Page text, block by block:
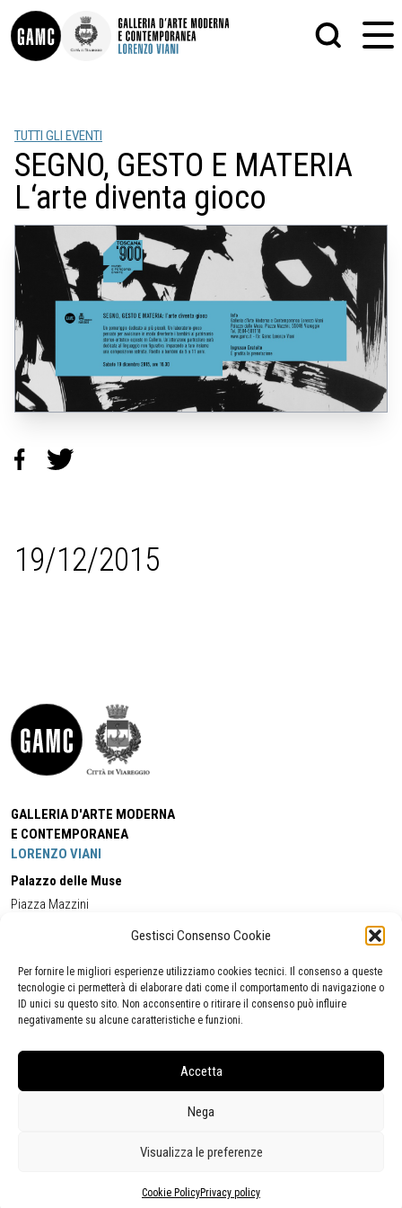
Gestisci Consenso Cookie
Per fornire le migliori esperienze utilizziamo cookies tecnici. Il consenso a queste
tecnologie ci permetterà di elaborare dati come il comportamento di navigazione o
ID unici su questo sito. Non acconsentire o ritirare il consenso può influire
negativamente su alcune caratteristiche e funzioni.
Accetta
Nega
Visualizza le preferenze
Cookie PolicyPrivacy policy
INFO
CONTATTI
DIDATTICA
SHOP
GLI AUTORI
LORENZO VIANI
MOSTRE
EVENTI
PALAZZO DELLE MUSE
SCULTURA
STAMPA
ALTRO
MATRICI XILOGRAFICHE
FOTOGRAFIA
TUTTI GLI EVENTI
SEGNO, GESTO E MATERIA
L‘arte diventa gioco
19/12/2015
GALLERIA D'ARTE MODERNA
E CONTEMPORANEA
LORENZO VIANI
Palazzo delle Muse
Piazza Mazzini
Cell:+39 338 5714978 (orario apertura Galleria)
Tel:
+39 0584 944580
(orario 09.00/13.00)
Email:gamc@comune.viareggio.lu.it
Segnalazione di inaccessibilità